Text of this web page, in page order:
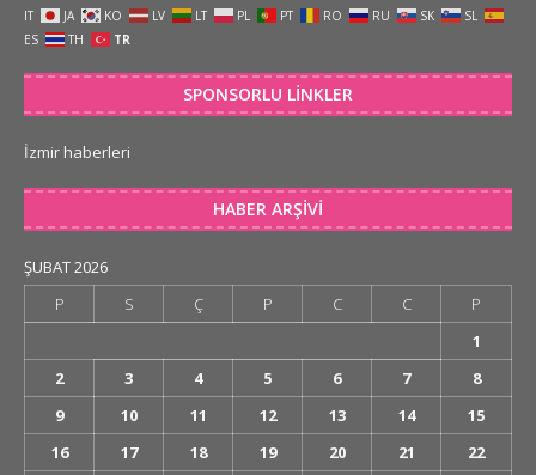
IT
JA KO LV LT PL PT RO RU SK
SL
ES
TH TR
SPONSORLU LINKLER
İzmir haberleri
HABER ARŞIVI
ŞUBAT 2026
P
S Ç P C C
P
1
2
3 4 5 6 7
8
9
10 11 12 13 14
15
16
17 18 19 20 21 22